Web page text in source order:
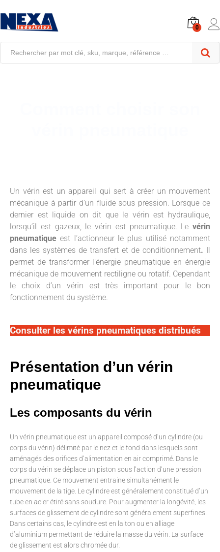
0
Un vérin est un appareil qui sert à créer un mouvement
mécanique à partir d’un fluide sous pression. Lorsque ce
dernier est liquide on dit que le vérin est hydraulique,
lorsqu’il est gazeux, le vérin est pneumatique. Le vérin
pneumatique est l’actionneur le plus utilisé notamment
dans les systèmes de transfert et de conditionnement. Il
permet de transformer l’énergie pneumatique en énergie
mécanique de mouvement rectiligne ou rotatif. Cependant
le choix d’un vérin est très important pour le bon
fonctionnement du système.
Consulter les vérins pneumatiques distribués
Présentation d’un vérin
pneumatique
Les composants du vérin
Un vérin pneumatique est un appareil composé d’un cylindre (ou
corps du vérin) délimité par le nez et le fond dans lesquels sont
aménagés des orifices d’alimentation en air comprimé. Dans le
corps du vérin se déplace un piston sous l’action d’une pression
pneumatique. Ce mouvement entraine simultanément le
mouvement de la tige. Le cylindre est généralement constitué d’un
tube en acier étiré sans soudure. Pour augmenter la longévité, les
surfaces de glissement de cylindre sont généralement superfines.
Dans certains cas, le cylindre est en laiton ou en alliage
d’aluminium permettant de réduire la masse du vérin. La surface
de glissement est alors chromée dur.